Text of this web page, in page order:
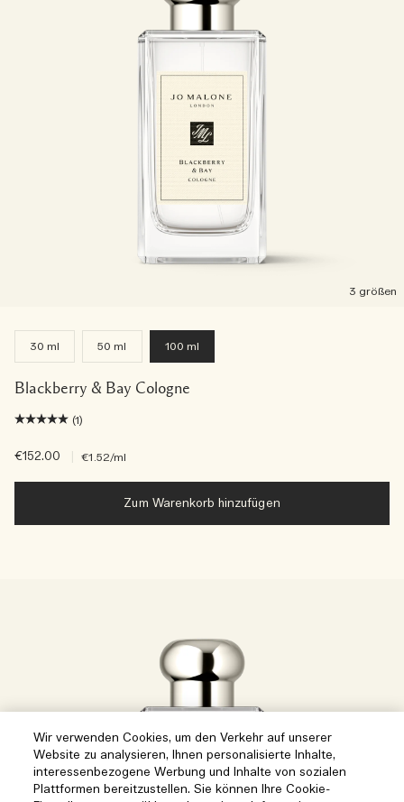
3 größen
30 ml 50 ml 100 ml
Blackberry & Bay Cologne
(1)
€152.00 €1.52/ml
Zum Warenkorb hinzufügen
Wir verwenden Cookies, um den Verkehr auf unserer
Website zu analysieren, Ihnen personalisierte Inhalte,
interessenbezogene Werbung und Inhalte von sozialen
Plattformen bereitzustellen. Sie können Ihre Cookie-